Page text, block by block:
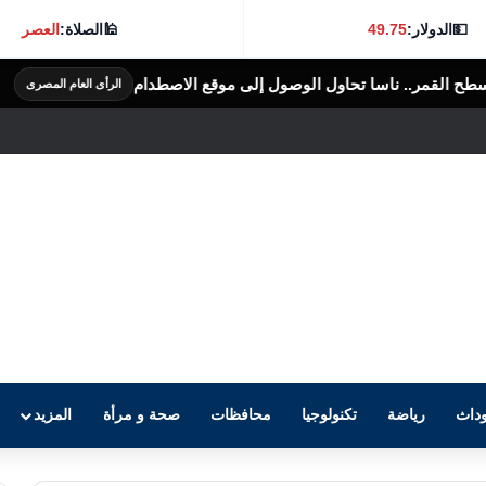
💵الدولار:49.75
🕌الصلاة:العصر
الوصول إلى موقع الاصطدام الرأى العام المصرى لبنان: إصابة 8 أشحاص فى غارة إسرائيلية على بلدة برج
رياضة تكنولوجيا محافظات صحة و مرأة المزيد